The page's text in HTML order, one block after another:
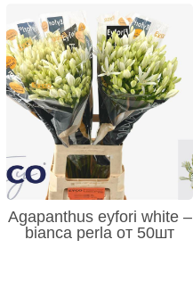
Agapanthus eyfori white –
bianca perla от 50шт